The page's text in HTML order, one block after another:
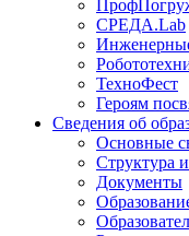
СРЕДА.Lab
ТехноФест
Героям
Сведения об
Основные
Структура
Документы